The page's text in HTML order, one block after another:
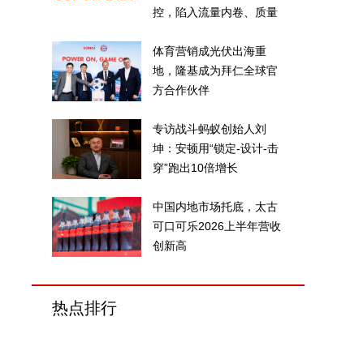
控，陷入流量内卷、质量
体育营销成光伏出海重
地，隆基成为拜仁全球官
方合作伙伴
专访战斗蚂蚁创始人刘
坤：安顿用“锁定-设计-击
穿”跑出10倍增长
中国内地市场托底，太古
可口可乐2026上半年营收
创新高
热点排行